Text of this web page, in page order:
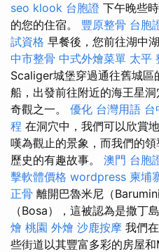
seo klook 台胞證 下午晚些
的您的住宿。 豐原整骨 台胞
試資格 早餐後，您前往湖中
中市整骨 中式外燴菜單 太平
Scaliger城堡穿過通往舊城區
船，出發前往附近的海王星
奇觀之一。 優化 台灣用語 台
程 在洞穴中，我們可以欣賞
嘆為觀止的景象，而我們的
歷史的有趣故事。 澳門 台胞
擊軟體價格 wordpress 柬埔
正骨 離開巴魯米尼（
（Bosa），這被認為是撒丁
燴 桃園 外燴 沙鹿按摩 我們
些街道以其豐富多彩的房屋